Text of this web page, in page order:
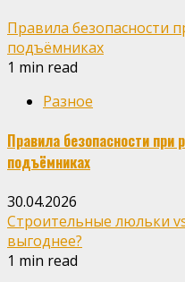
Правила безопасности
подъёмниках
1 min read
Разное
Правила безопасности при
подъёмниках
30.04.2026
Строительные люльки
выгоднее?
1 min read